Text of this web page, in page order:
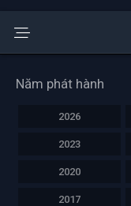
Năm phát hành
2026
2023
2020
2017